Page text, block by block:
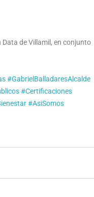
de Villamil, en conjunto
#GabrielBalladaresAlcalde
#Certificaciones
#AsiSomos